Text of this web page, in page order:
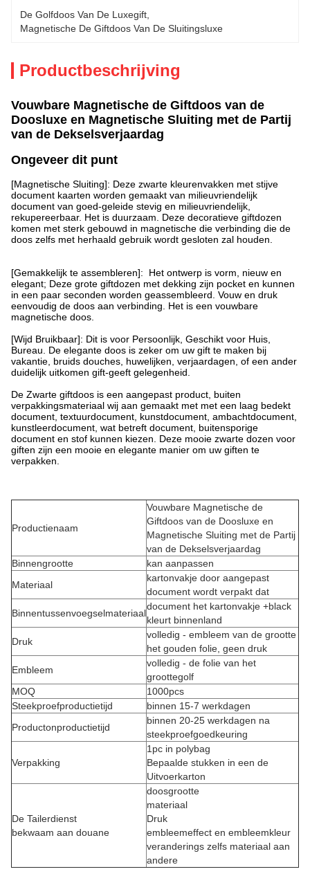
De Golfdoos Van De Luxegift
Magnetische De Giftdoos Van De Sluitingsluxe
Productbeschrijving
Vouwbare Magnetische de Giftdoos van de
Doosluxe en Magnetische Sluiting met de Partij
van de Dekselsverjaardag
Ongeveer dit punt
[Magnetische Sluiting]: Deze zwarte kleurenvakken met stijve
document kaarten worden gemaakt van milieuvriendelijk
document van goed-geleide stevig en milieuvriendelijk,
rekupereerbaar. Het is duurzaam. Deze decoratieve giftdozen
komen met sterk gebouwd in magnetische die verbinding die de
doos zelfs met herhaald gebruik wordt gesloten zal houden.
[Gemakkelijk te assembleren]: Het ontwerp is vorm, nieuw en
elegant; Deze grote giftdozen met dekking zijn pocket en kunnen
in een paar seconden worden geassembleerd. Vouw en druk
eenvoudig de doos aan verbinding. Het is een vouwbare
magnetische doos.
[Wijd Bruikbaar]: Dit is voor Persoonlijk, Geschikt voor Huis,
Bureau. De elegante doos is zeker om uw gift te maken bij
vakantie, bruids douches, huwelijken, verjaardagen, of een ander
duidelijk uitkomen gift-geeft gelegenheid.
De Zwarte giftdoos is een aangepast product, buiten
verpakkingsmateriaal wij aan gemaakt met met een laag bedekt
document, textuurdocument, kunstdocument, ambachtdocument,
kunstleerdocument, wat betreft document, buitensporige
document en stof kunnen kiezen. Deze mooie zwarte dozen voor
giften zijn een mooie en elegante manier om uw giften te
verpakken.
Productienaam
Vouwbare Magnetische de
Giftdoos van de Doosluxe en
Magnetische Sluiting met de Partij
van de Dekselsverjaardag
Binnengrootte
kan aanpassen
Materiaal
kartonvakje door aangepast
document wordt verpakt dat
Binnentussenvoegselmateriaal
document het kartonvakje +black
kleurt binnenland
Druk
volledig - embleem van de grootte
het gouden folie, geen druk
Embleem
volledig - de folie van het
groottegolf
MOQ
1000pcs
Steekproefproductietijd
binnen 15-7 werkdagen
Productonproductietijd
binnen 20-25 werkdagen na
steekproefgoedkeuring
Verpakking
1pc in polybag
Bepaalde stukken in een de
Uitvoerkarton
De Tailerdienst
bekwaam aan douane
doosgrootte
materiaal
Druk
embleemeffect en embleemkleur
veranderings zelfs materiaal aan
andere